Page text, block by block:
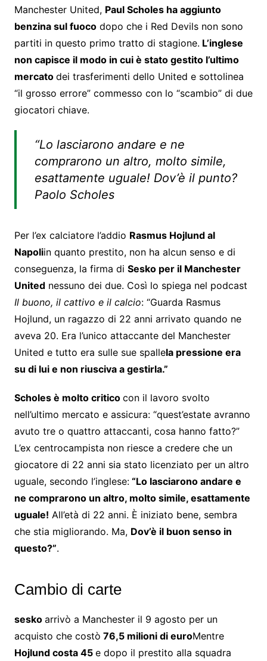
Manchester United, Paul Scholes ha aggiunto
benzina sul fuocodopo che i Red Devils non sono
partiti in questo primo tratto di stagione. L’inglese
non capisce il modo in cui è stato gestito l’ultimo
mercato dei trasferimenti dello United e sottolinea
“il grosso errore” commesso con lo “scambio” di due
giocatori chiave.
“Lo lasciarono andare e ne
comprarono un altro, molto simile,
esattamente uguale! Dov’è il punto?
Paolo Scholes
Per l’ex calciatore l’addio Rasmus Hojlund al
Napoliin quanto prestito, non ha alcun senso e di
conseguenza, la firma di Sesko per il Manchester
Unitednessuno dei due. Così lo spiega nel podcast
Il buono, il cattivo e il calcio: “Guarda Rasmus
Hojlund, un ragazzo di 22 anni arrivato quando ne
aveva 20. Era l’unico attaccante del Manchester
United e tutto era sulle sue spallela pressione era
su di lui e non riusciva a gestirla.”
Scholes è molto critico con il lavoro svolto
nell’ultimo mercato e assicura: “quest’estate avranno
avuto tre o quattro attaccanti, cosa hanno fatto?”
L’ex centrocampista non riesce a credere che un
giocatore di 22 anni sia stato licenziato per un altro
uguale, secondo l’inglese:“Lo lasciarono andare e
ne comprarono un altro, molto simile, esattamente
uguale! All’età di 22 anni. È iniziato bene, sembra
che stia migliorando. Ma, Dov’è il buon senso in
questo?”.
Cambio di carte
sesko arrivò a Manchester il 9 agosto per un
acquisto che costò 76,5 milioni di euroMentre
Hojlund costa 45 e dopo il prestito alla squadra